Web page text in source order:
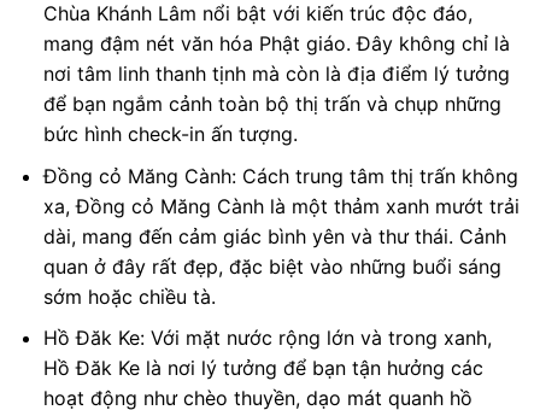
Chùa Khánh Lâm nổi bật với kiến trúc độc đáo,
mang đậm nét văn hóa Phật giáo. Đây không chỉ là
nơi tâm linh thanh tịnh mà còn là địa điểm lý tưởng
để bạn ngắm cảnh toàn bộ thị trấn và chụp những
bức hình check-in ấn tượng.
Đồng cỏ Măng Cành: Cách trung tâm thị trấn không
xa, Đồng cỏ Măng Cành là một thảm xanh mướt trải
dài, mang đến cảm giác bình yên và thư thái. Cảnh
quan ở đây rất đẹp, đặc biệt vào những buổi sáng
sớm hoặc chiều tà.
Hồ Đăk Ke: Với mặt nước rộng lớn và trong xanh,
Hồ Đăk Ke là nơi lý tưởng để bạn tận hưởng các
hoạt động như chèo thuyền, dạo mát quanh hồ